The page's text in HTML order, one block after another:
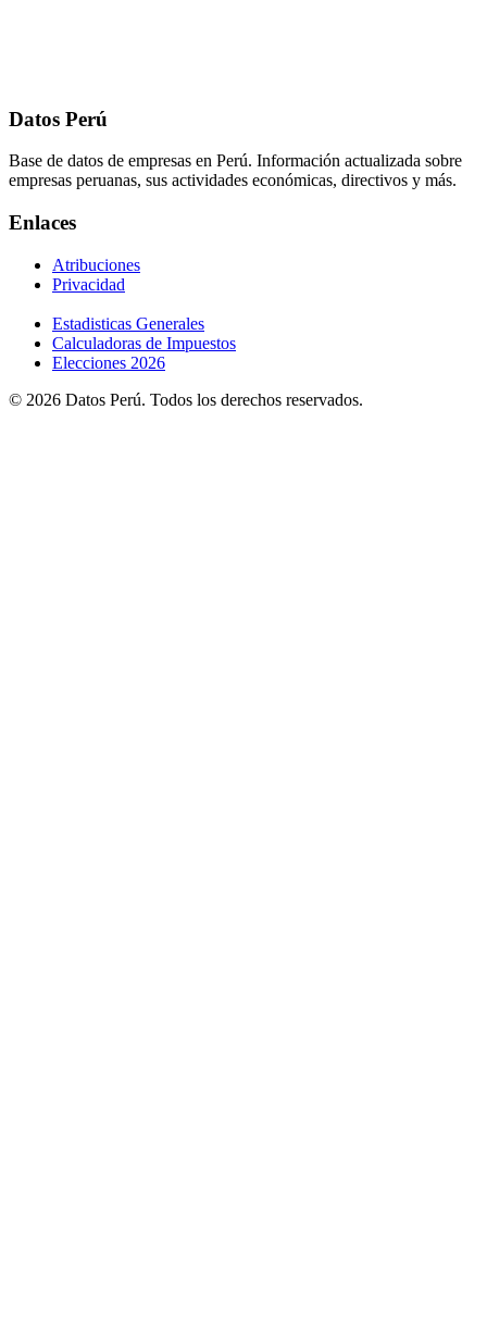
Datos Perú
Base de datos de empresas en Perú. Información actualizada sobre
empresas peruanas, sus actividades económicas, directivos y más.
Enlaces
Atribuciones
Privacidad
Estadisticas Generales
Calculadoras de Impuestos
Elecciones 2026
© 2026 Datos Perú. Todos los derechos reservados.